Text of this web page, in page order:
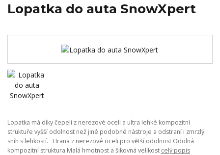
Lopatka do auta SnowXpert
Lopatka má díky čepeli z nerezové oceli a ultra lehké kompozitní
struktuře vyšší odolnost než jiné podobné nástroje a odstraní i zmrzlý
sníh s lehkostí. Hrana z nerezové oceli pro větší odolnost Odolná
kompozitní struktura Malá hmotnost a šikovná velikost celý popis